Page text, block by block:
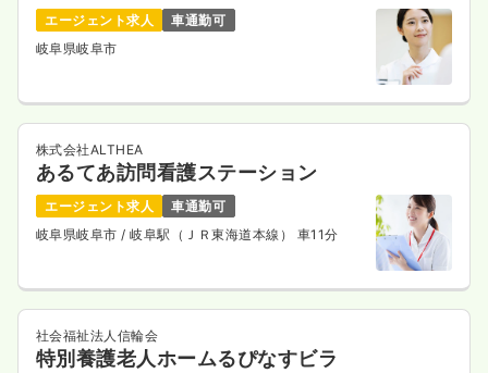
エージェント求人
車通勤可
岐阜県岐阜市
株式会社ALTHEA
あるてあ訪問看護ステーション
エージェント求人
車通勤可
岐阜県岐阜市 / 岐阜駅（ＪＲ東海道本線） 車11分
社会福祉法人信輪会
特別養護老人ホームるぴなすビラ